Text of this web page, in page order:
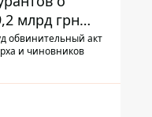
млрд грн
в
обвинительный акт
и чиновников